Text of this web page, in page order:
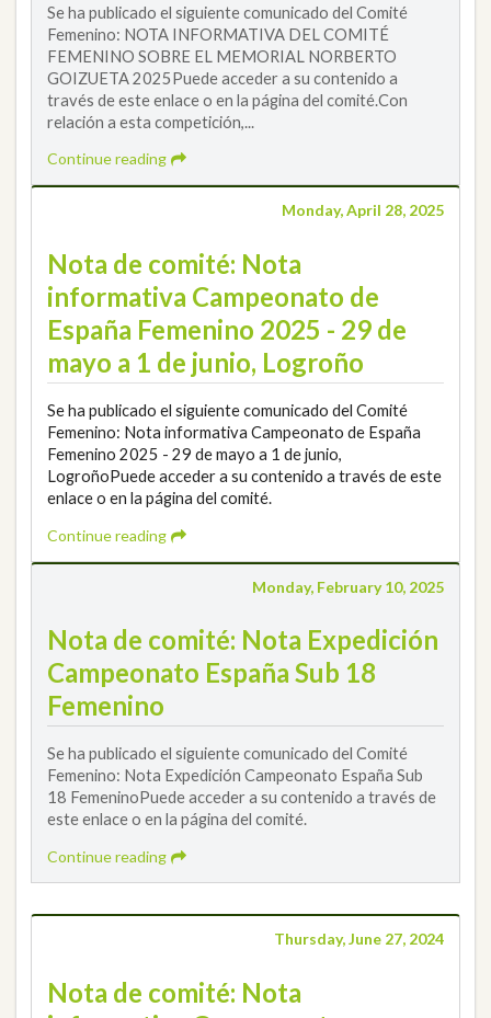
Se ha publicado el siguiente comunicado del Comité
Femenino: NOTA INFORMATIVA DEL COMITÉ
FEMENINO SOBRE EL MEMORIAL NORBERTO
GOIZUETA 2025Puede acceder a su contenido a
través de este enlace o en la página del comité.Con
relación a esta competición,...
Continue reading
Monday, April 28, 2025
Nota de comité: Nota
informativa Campeonato de
España Femenino 2025 - 29 de
mayo a 1 de junio, Logroño
Se ha publicado el siguiente comunicado del Comité
Femenino: Nota informativa Campeonato de España
Femenino 2025 - 29 de mayo a 1 de junio,
LogroñoPuede acceder a su contenido a través de este
enlace o en la página del comité.
Continue reading
Monday, February 10, 2025
Nota de comité: Nota Expedición
Campeonato España Sub 18
Femenino
Se ha publicado el siguiente comunicado del Comité
Femenino: Nota Expedición Campeonato España Sub
18 FemeninoPuede acceder a su contenido a través de
este enlace o en la página del comité.
Continue reading
Thursday, June 27, 2024
Nota de comité: Nota